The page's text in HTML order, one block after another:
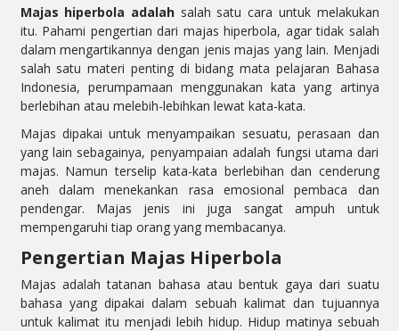
Majas hiperbola adalah salah satu cara untuk melakukan
itu. Pahami pengertian dari majas hiperbola, agar tidak salah
dalam mengartikannya dengan jenis majas yang lain. Menjadi
salah satu materi penting di bidang mata pelajaran Bahasa
Indonesia, perumpamaan menggunakan kata yang artinya
berlebihan atau melebih-lebihkan lewat kata-kata.
Majas dipakai untuk menyampaikan sesuatu, perasaan dan
yang lain sebagainya, penyampaian adalah fungsi utama dari
majas. Namun terselip kata-kata berlebihan dan cenderung
aneh dalam menekankan rasa emosional pembaca dan
pendengar. Majas jenis ini juga sangat ampuh untuk
mempengaruhi tiap orang yang membacanya.
Pengertian Majas Hiperbola
Majas adalah tatanan bahasa atau bentuk gaya dari suatu
bahasa yang dipakai dalam sebuah kalimat dan tujuannya
untuk kalimat itu menjadi lebih hidup. Hidup matinya sebuah